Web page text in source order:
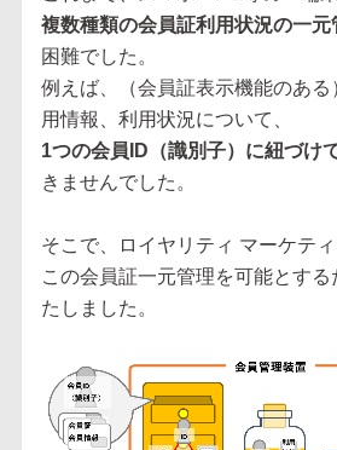
複数種類の会員証利用状況の一元
困難でした。
例えば、（会員証表示機能のある
用情報、利用状況について、
1つの会員ID（識別子）に紐づけ
きませんでした。
そこで、ロイヤリティ マーケテ
この会員証一元管理を可能とす
たしました。